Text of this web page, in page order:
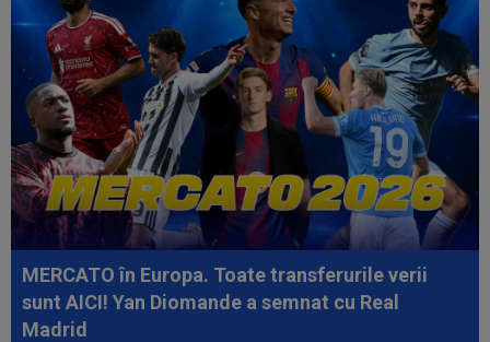
20:37 VIDEO
Farul - Csikszereda 3-2. ”Marinarii”
au câștigat la Ovidiu, în urma unui meci...
20:30
România U18 s-a calificat în finala
Campionatului European! Victorie mare la...
20:20
Au bătut palma! Zeljko Kopic ia un român la
următoarea echipă: ”În două...
20:19
PSG - Manchester United 1-1. Amical de cinci
stele pentru Regina Europei...
20:03
Andrei Rațiu, pus ”la zid” în Spania după
Ipswich - Rayo 3-0: ”Călcâiul lui...
MERCATO în Europa. Toate transferurile verii
sunt AICI! Yan Diomande a semnat cu Real
Madrid